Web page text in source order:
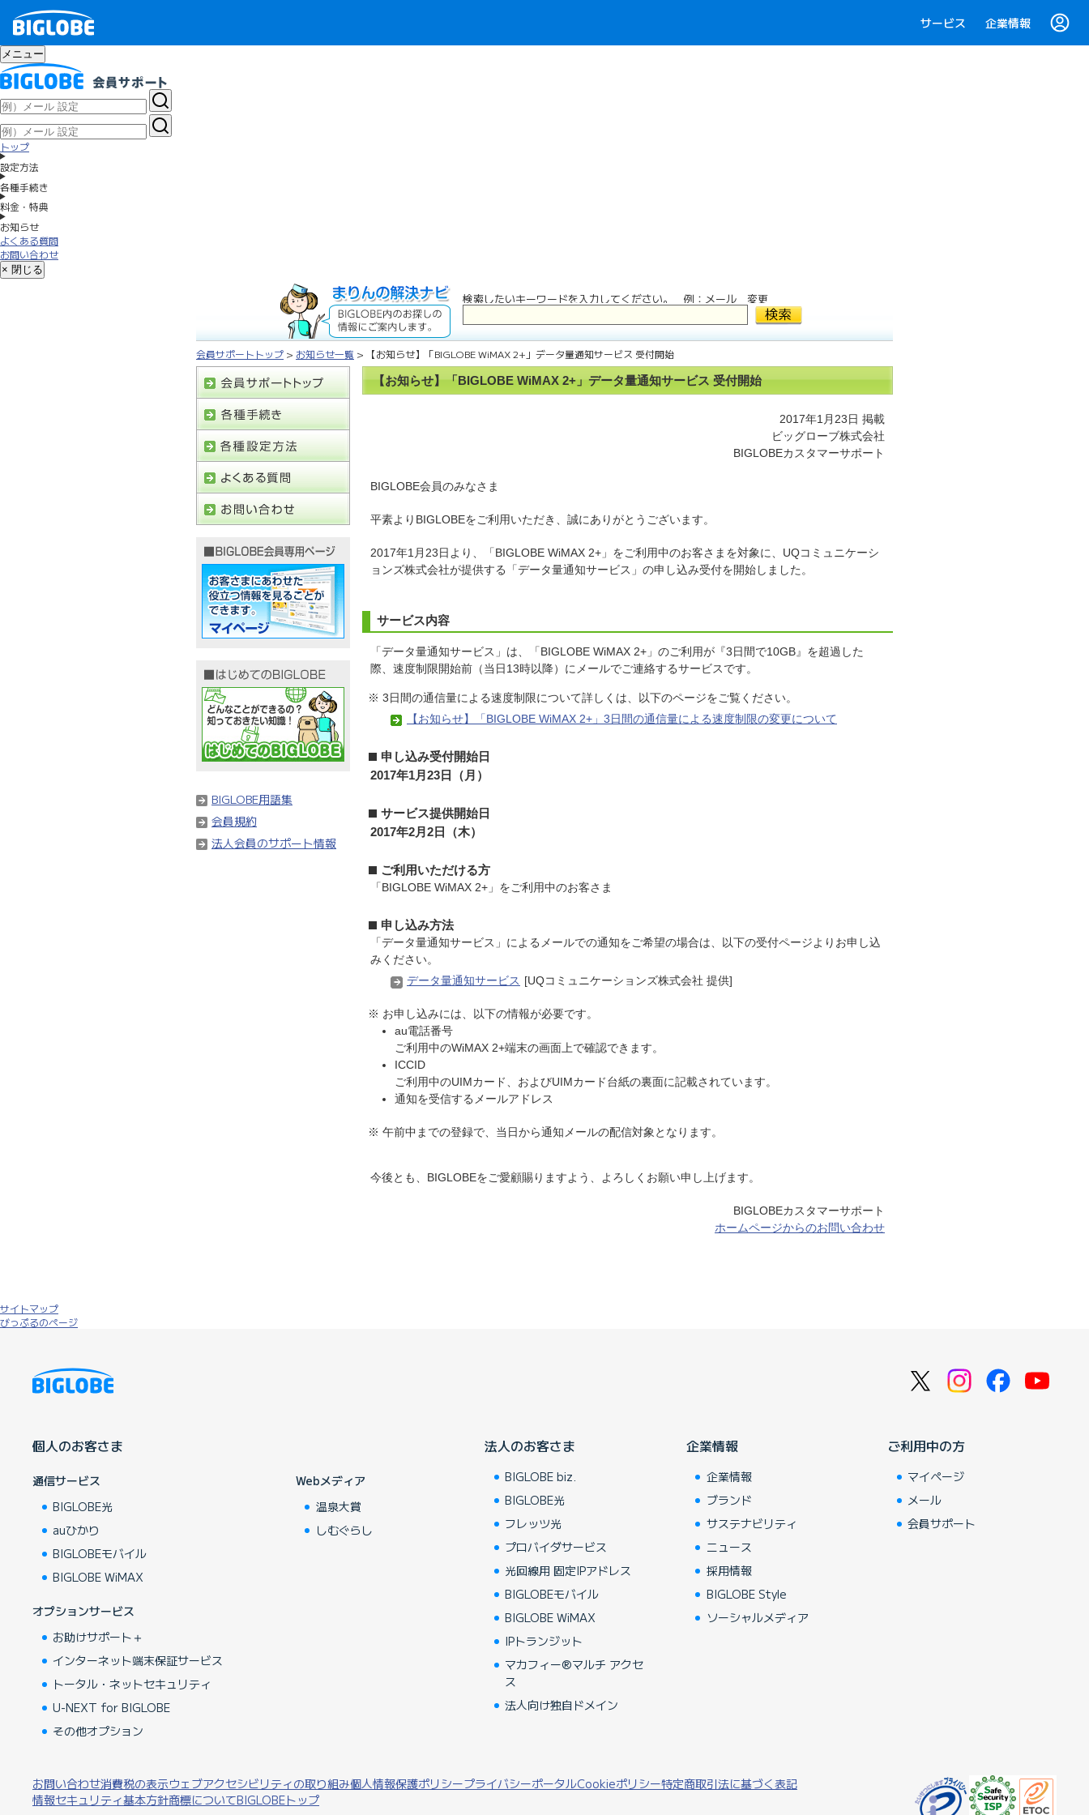
サービス 企業情報
メニュー
トップ
設定方法
各種手続き
料金・特典
お知らせ
よくある質問
お問い合わせ
× 閉じる
検索したいキーワードを入力してください。 例：メール 変更
会員サポートトップ > お知らせ一覧 > 【お知らせ】「BIGLOBE WiMAX 2+」データ量通知サービス 受付開始
【お知らせ】「BIGLOBE WiMAX 2+」データ量通知サービス 受付開始
2017年1月23日 掲載
ビッグローブ株式会社
BIGLOBEカスタマーサポート
BIGLOBE会員のみなさま
平素よりBIGLOBEをご利用いただき、誠にありがとうございます。
2017年1月23日より、「BIGLOBE WiMAX 2+」をご利用中のお客さまを対象に、UQコミュニケーシ
ョンズ株式会社が提供する「データ量通知サービス」の申し込み受付を開始しました。
サービス内容
「データ量通知サービス」は、「BIGLOBE WiMAX 2+」のご利用が『3日間で10GB』を超過した
際、速度制限開始前（当日13時以降）にメールでご連絡するサービスです。
※ 3日間の通信量による速度制限について詳しくは、以下のページをご覧ください。
【お知らせ】「BIGLOBE WiMAX 2+」3日間の通信量による速度制限の変更について
申し込み受付開始日
2017年1月23日（月）
サービス提供開始日
2017年2月2日（木）
ご利用いただける方
「BIGLOBE WiMAX 2+」をご利用中のお客さま
申し込み方法
「データ量通知サービス」によるメールでの通知をご希望の場合は、以下の受付ページよりお申し込
みください。
データ量通知サービス [UQコミュニケーションズ株式会社 提供]
※ お申し込みには、以下の情報が必要です。
au電話番号
ご利用中のWiMAX 2+端末の画面上で確認できます。
ICCID
ご利用中のUIMカード、およびUIMカード台紙の裏面に記載されています。
通知を受信するメールアドレス
※ 午前中までの登録で、当日から通知メールの配信対象となります。
今後とも、BIGLOBEをご愛顧賜りますよう、よろしくお願い申し上げます。
BIGLOBEカスタマーサポート
ホームページからのお問い合わせ
BIGLOBE用語集
会員規約
法人会員のサポート情報
サイトマップ
びっぷるのページ
個人のお客さま
通信サービス
BIGLOBE光
auひかり
BIGLOBEモバイル
BIGLOBE WiMAX
オプションサービス
お助けサポート＋
インターネット端末保証サービス
トータル・ネットセキュリティ
U-NEXT for BIGLOBE
その他オプション
Webメディア
温泉大賞
しむぐらし
法人のお客さま
BIGLOBE biz.
BIGLOBE光
フレッツ光
プロバイダサービス
光回線用 固定IPアドレス
BIGLOBEモバイル
BIGLOBE WiMAX
IPトランジット
マカフィー®マルチ アクセ
ス
法人向け独自ドメイン
企業情報
企業情報
ブランド
サステナビリティ
ニュース
採用情報
BIGLOBE Style
ソーシャルメディア
ご利用中の方
マイページ
メール
会員サポート
お問い合わせ消費税の表示ウェブアクセシビリティの取り組み個人情報保護ポリシープライバシーポータルCookieポリシー特定商取引法に基づく表記
情報セキュリティ基本方針商標についてBIGLOBEトップ